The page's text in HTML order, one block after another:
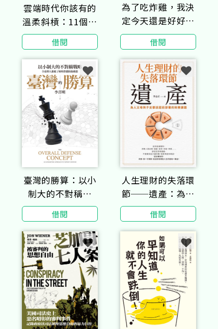
雲端時代你該有的
溫柔斜槓：11個兼
顧家庭與人生的優
秀女性人生典範
借閱
為了吃炸雞，我決
定今天還是好好活
著
借閱
臺灣的勝算：以小
制大的不對稱戰
略，全臺灣人都應
了解的整體防衛構
想
借閱
人生理財的失落環
節──遺產：為人
父母與子女都該超
前部署的財務課題
借閱